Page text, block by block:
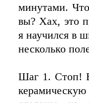
минутами.
вы? Хах, это
я научился в
несколько
Шаг 1. Стоп!